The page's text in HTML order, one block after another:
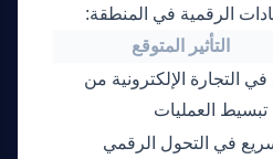
الرقمية في المنطقة:
التأثير المتوقع
في التجارة الإلكترونية من
تبسيط العمليات
في التحول الرقمي